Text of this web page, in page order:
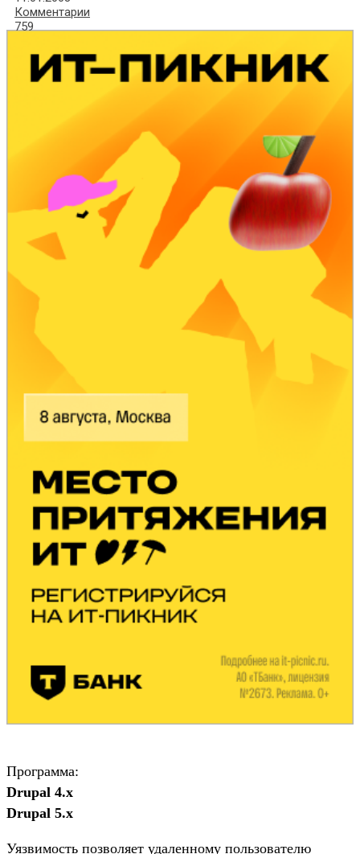
Комментарии
759
Программа:
Drupal 4.x
Drupal 5.x
Уязвимость позволяет удаленному пользователю